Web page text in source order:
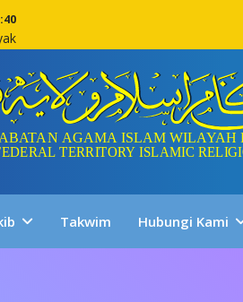
Takwim Hubungi Kami